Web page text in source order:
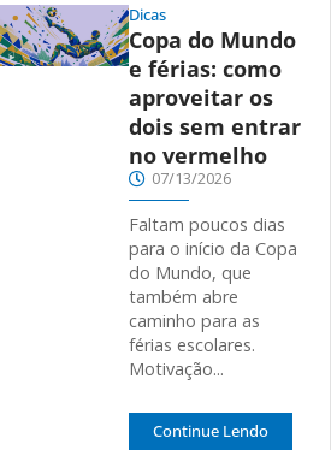
Dicas
Copa do Mundo
e férias: como
aproveitar os
dois sem entrar
no vermelho
07/13/2026
Faltam poucos dias
para o início da Copa
do Mundo, que
também abre
caminho para as
férias escolares.
Motivação...
Continue Lendo